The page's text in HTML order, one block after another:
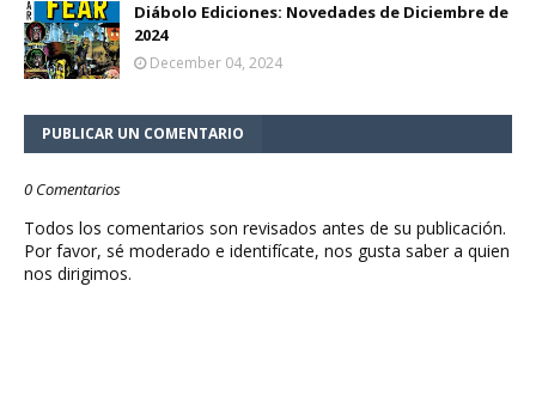
Diábolo Ediciones: Novedades de Diciembre de
2024
December 04, 2024
PUBLICAR UN COMENTARIO
0 Comentarios
Todos los comentarios son revisados antes de su publicación.
Por favor, sé moderado e identifícate, nos gusta saber a quien
nos dirigimos.